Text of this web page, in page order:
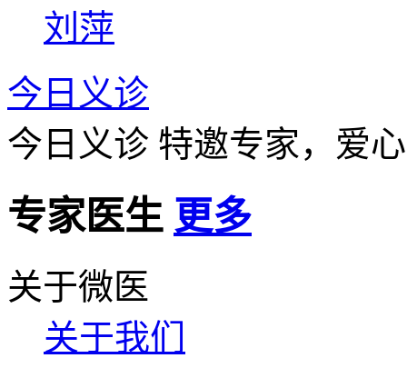
刘萍
今日义诊
今日义诊 特邀专家，爱
专家医生 更多
关于微医
关于我们